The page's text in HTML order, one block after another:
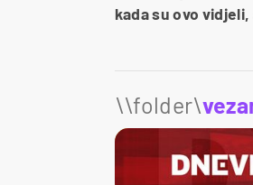
kada su ovo
\\folder\